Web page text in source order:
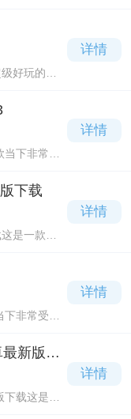
自己小人
进入到一
好玩的动
海量的角
详情
下非常热
各种你想
戏地图可
详情
下载
是一款非
彩非常丰
合了一些
详情
非常受欢
格，你可
，游戏有
详情
新版下
载这是一
详情